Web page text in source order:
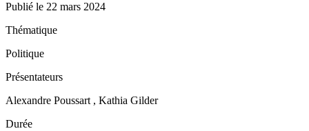
Publié le 22 mars 2024
Thématique
Politique
Présentateurs
Alexandre Poussart , Kathia Gilder
Durée